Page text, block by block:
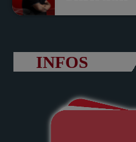
INFOS